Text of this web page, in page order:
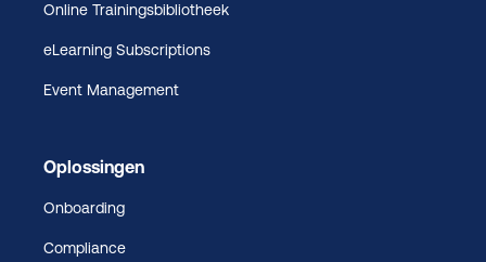
Online Trainingsbibliotheek
eLearning Subscriptions
Event Management
Oplossingen
Onboarding
Compliance